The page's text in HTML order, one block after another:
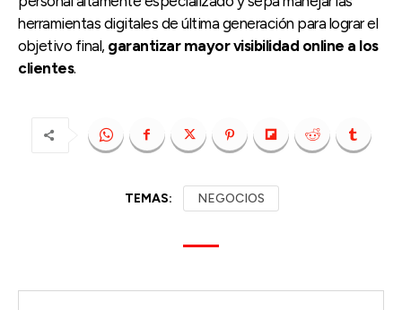
herramientas digitales de última generación para lograr el
objetivo final, garantizar mayor visibilidad online a los
clientes.
TEMAS: NEGOCIOS